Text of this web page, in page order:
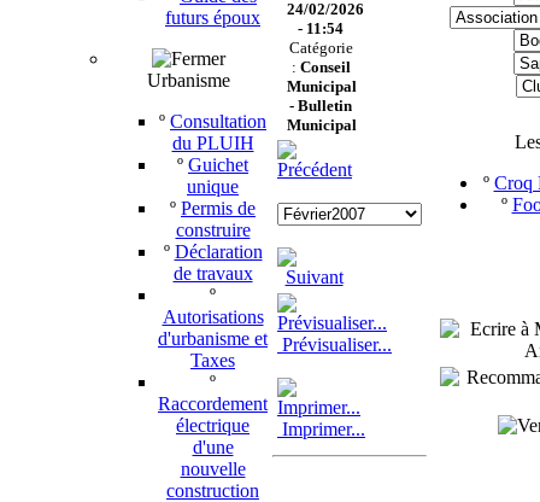
futurs époux
Urbanisme
º Consultation
du PLUIH
º Guichet
unique
º Permis de
construire
º Déclaration
de travaux
º
Autorisations
d'urbanisme et
Taxes
º
Raccordement
électrique
d'une
nouvelle
construction
24/02/2026
- 11:54
Catégorie
: Conseil
Municipal
-Bulletin
Municipal
Prévisualiser...
Imprimer...
º Croq
º